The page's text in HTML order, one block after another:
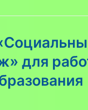
для